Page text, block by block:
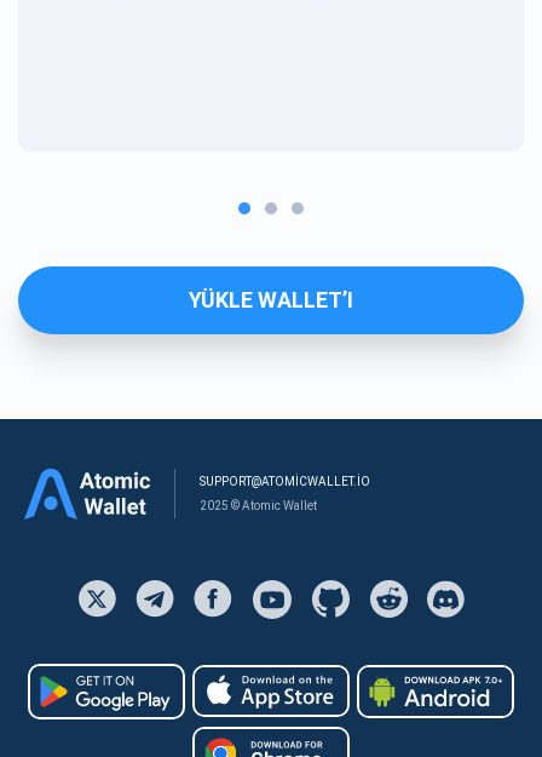
YÜKLE WALLET’I
SUPPORT@ATOMICWALLET.IO
2025 © Atomic Wallet